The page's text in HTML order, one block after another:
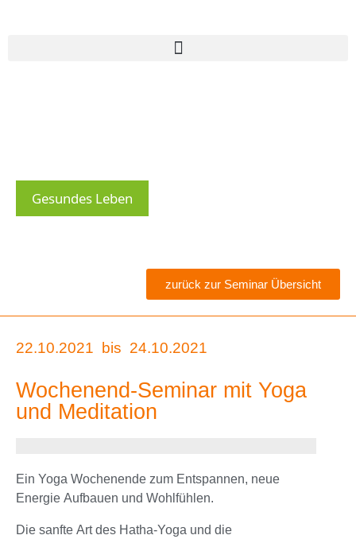
Gesundes Leben
zurück zur Seminar Übersicht
22.10.2021 bis 24.10.2021
Wochenend-Seminar mit Yoga
und Meditation
Ein Yoga Wochenende zum Entspannen, neue
Energie Aufbauen und Wohlfühlen.
Die sanfte Art des Hatha-Yoga und die